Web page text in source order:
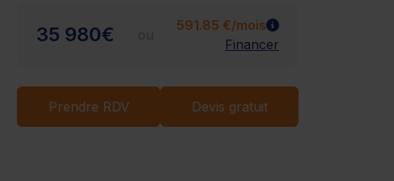
35 980€
591.85 €/mois
Financer
Prendre RDV Devis gratuit Chargement...